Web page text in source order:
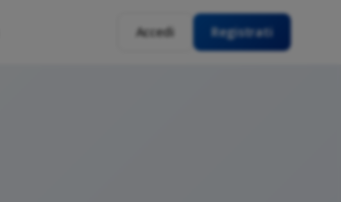
Accedi Registrati